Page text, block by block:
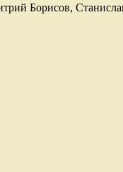
Борисов,